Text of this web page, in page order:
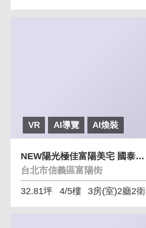
VR AI導覽 AI煥裝
NEW陽光極佳富陽美宅 國泰方正格局，前後陽台保留
台北市信義區富陽街
32.81坪 4/5樓 3房(室)2廳2衛